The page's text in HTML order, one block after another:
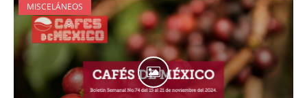
MISCELÁNEOS